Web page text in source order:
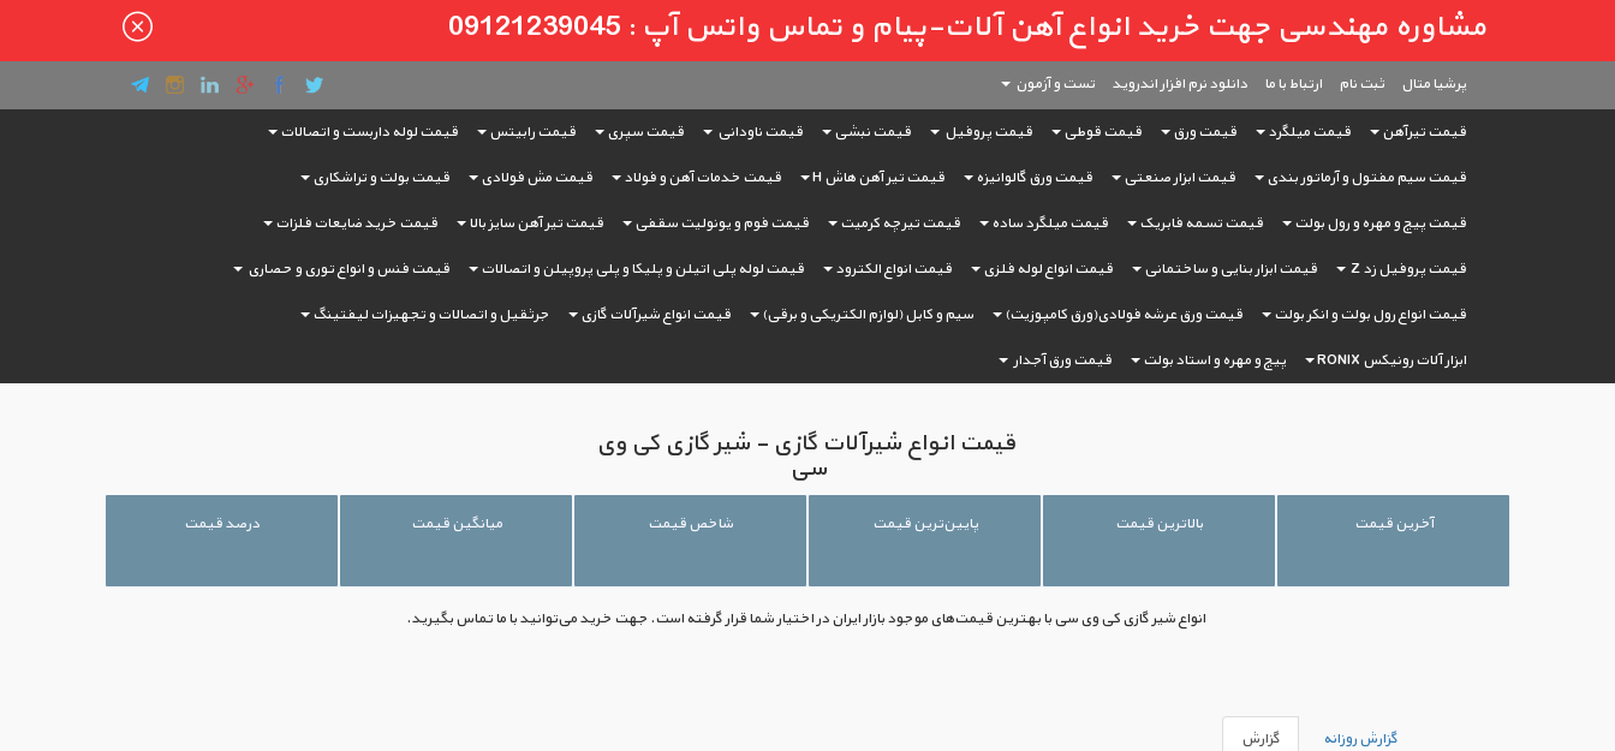
مشاوره مهندسی جهت خرید انواع آهن آلات-پیام و تماس واتس آپ : 09121239045
پرشیا متال ثبت ‌نام ارتباط با ما دانلود نرم افزار اندروید تست و آزمون
قیمت تیرآهن قیمت میلگرد قیمت ورق قیمت قوطی قیمت پروفیل قیمت نبشی قیمت ناودانی قیمت سپری قیمت رابیتس قیمت لوله داربست و اتصالات
قیمت سیم مفتول و آرماتور بندی قیمت ابزار صنعتی قیمت ورق گالوانیزه قیمت تیر آهن هاش H قیمت خدمات آهن و فولاد قیمت مش فولادی قیمت بولت و تراشکاری
قیمت پیچ و مهره و رول بولت قیمت تسمه فابریک قیمت میلگرد ساده قیمت تیرچه کرمیت قیمت فوم و یونولیت سقفی قیمت تیر آهن سایز بالا قیمت خرید ضایعات فلزات
قیمت پروفیل زد Z قیمت ابزار بنایی و ساختمانی قیمت انواع لوله فلزی قیمت انواع الکترود قیمت لوله پلی اتیلن و پلیکا و پلی پروپیلن و اتصالات قیمت فنس و انواع توری و حصاری
قیمت انواع رول بولت و انکر بولت قیمت ورق عرشه فولادی(ورق کامپوزیت) سیم و کابل (لوازم الکتریکی و برقی) قیمت انواع شیرآلات گازی جرثقیل و اتصالات و تجهیزات لیفتینگ
ابزار آلات رونیکس RONIX پیچ و مهره و استاد بولت قیمت ورق آجدار
قیمت انواع شیرآلات گازی - شیر گازی کی وی
سی
آخرین قیمت بالاترین قیمت پایین‌ترین قیمت شاخص قیمت میانگین قیمت درصد قیمت
انواع شیر گازی کی وی سی با بهترین قیمت‌های موجود بازار ایران در اختیار شما قرار گرفته است. جهت خرید می‌توانید با ما تماس بگیرید.
گزارش روزانه گزارش